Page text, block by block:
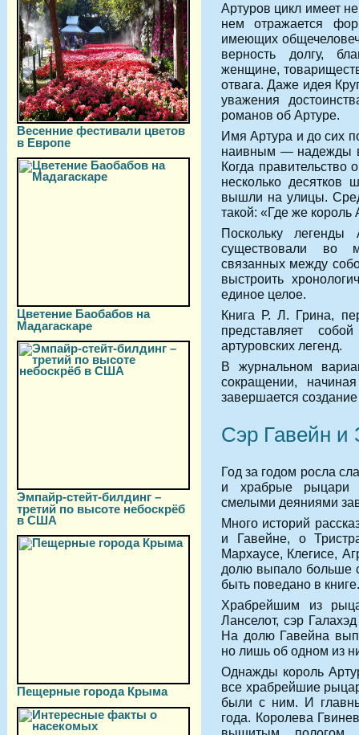
Весенние фестивали цветов
в Европе
Цветение Баобабов на
Мадагаскаре
Эмпайр-стейт-билдинг –
третий по высоте небоскрёб
в США
Пещерные города Крыма
Артуров цикл имеет
нем отражается
имеющих
верность долгу,
женщине,
отвага. Даже идея
уважения
романов об Артуре.
Имя Артура и до сих
наивным — надежды в
Когда правительство
несколько
вышли на улицы.
такой: «Где же король
Поскольку
существовали во
связанных между
выстроить
единое целое.
Книга Р. Л. Грина,
представляет
артуровских легенд.
В журнальном
сокращении,
завершается
Сэр Гавейн
Год за годом росла
и храбрые рыцари
смелыми деяниями
Много историй
и Гавейне, о
Мархаусе, Клегисе,
долю выпало больше
быть поведано в книге.
Храбрейшим из
Ланселот, сэр
На долю Гавейна
но лишь об одном из
Однажды король
все храбрейшие
были с ним. И
года. Королева